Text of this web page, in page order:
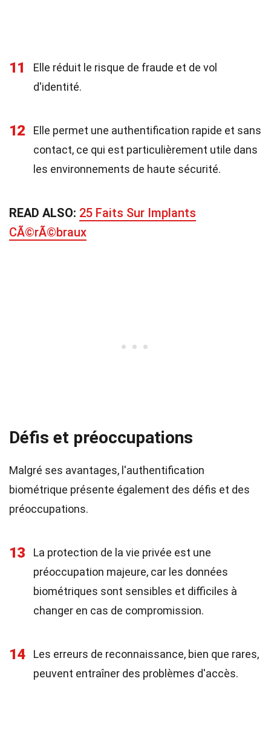
11
Elle réduit le risque de fraude et de vol
d'identité.
12
Elle permet une authentification rapide et sans
contact, ce qui est particulièrement utile dans
les environnements de haute sécurité.
READ ALSO: 25 Faits Sur Implants
CÃ©rÃ©braux
Défis et préoccupations
Malgré ses avantages, l'authentification
biométrique présente également des défis et des
préoccupations.
13
La protection de la vie privée est une
préoccupation majeure, car les données
biométriques sont sensibles et difficiles à
changer en cas de compromission.
14
Les erreurs de reconnaissance, bien que rares,
peuvent entraîner des problèmes d'accès.